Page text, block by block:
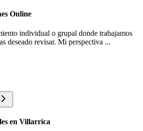
Online
individual o grupal donde trabajamos
deseado revisar. Mi perspectiva ...
en Villarrica